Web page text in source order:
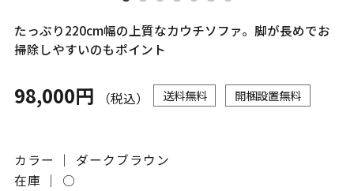
たっぷり220cm幅の上質なカウチソファ。脚が長めでお
掃除しやすいのもポイント
98,000円 （税込） 送料無料 開梱設置無料
カラー ｜ ダークブラウン
在庫 ｜ ○